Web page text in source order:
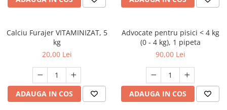
FRESH FARM
MY LOVE
RECOMPENSE
ACCESORII
DIETE VETERINARE
IGIENA SI COSMETICA
FARMINA
FRESH FARM
ACCESORII
DIETE VETERINARE
IGIENA SI COSMETICA
Calciu Furajer VITAMINIZAT, 5
kg
20,00 Lei
ADAUGA IN COS
Advocate pentru pisici < 4 kg
(0 - 4 kg), 1 pipeta
90,00 Lei
ADAUGA IN COS